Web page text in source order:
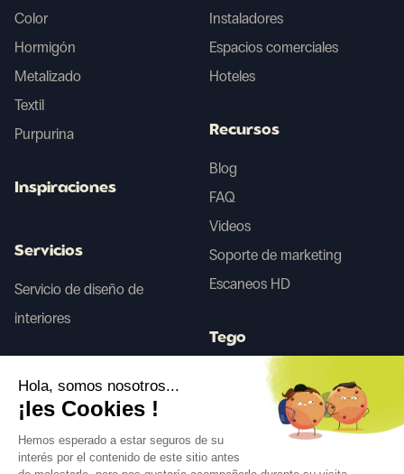
Síguenos
Color
Hormigón
Metalizado
Textil
Purpurina
Inspiraciones
Servicios
Servicio de diseño de
interiores
Instaladores
Espacios comerciales
Hoteles
Recursos
Blog
FAQ
Videos
Soporte de marketing
Escaneos HD
Tego
Antes/Después IA
Hola, somos nosotros...
¡les Cookies !
Hemos esperado a estar seguros de su
interés por el contenido de este sitio antes